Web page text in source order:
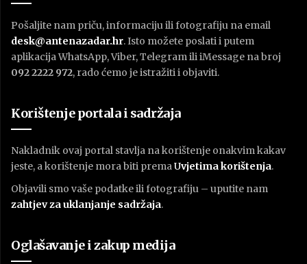
Pošaljite nam priču, informaciju ili fotografiju na email
desk@antenazadar.hr. Isto možete poslati i putem
aplikacija WhatsApp, Viber, Telegram ili iMessage na broj
092 2222 972, rado ćemo je istražiti i objaviti.
Korištenje portala i sadržaja
Nakladnik ovaj portal stavlja na korištenje onakvim kakav
jeste, a korištenje mora biti premaUvjetima korištenja.
Objavili smo vaše podatke ili fotografiju – uputite nam
zahtjev za uklanjanje sadržaja.
Oglašavanje i zakup medija